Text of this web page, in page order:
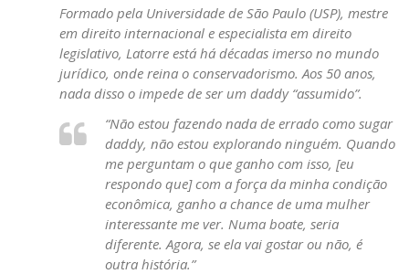
Formado pela Universidade de São Paulo (USP), mestre
em direito internacional e especialista em direito
legislativo, Latorre está há décadas imerso no mundo
jurídico, onde reina o conservadorismo. Aos 50 anos,
nada disso o impede de ser um daddy “assumido”.
“Não estou fazendo nada de errado como sugar
daddy, não estou explorando ninguém. Quando
me perguntam o que ganho com isso, [eu
respondo que] com a força da minha condição
econômica, ganho a chance de uma mulher
interessante me ver. Numa boate, seria
diferente. Agora, se ela vai gostar ou não, é
outra história.”